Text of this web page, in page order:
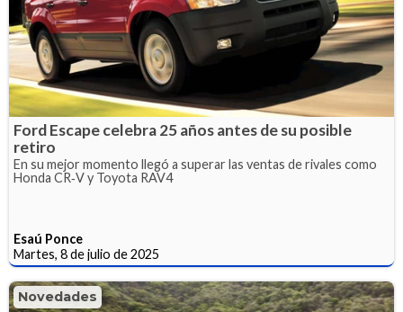
Ford Escape celebra 25 años antes de su posible
retiro
En su mejor momento llegó a superar las ventas de rivales como
Honda CR‑V y Toyota RAV4
Esaú Ponce
Martes, 8 de julio de 2025
Novedades